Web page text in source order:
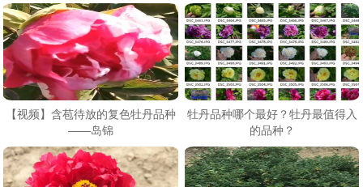
【视频】含苞待放的复色牡丹品种
——岛锦
牡丹品种哪个最好？牡丹最值得入
的品种？